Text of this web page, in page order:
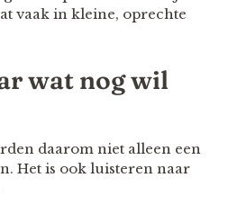
vaak in kleine, oprechte
wat nog wil
daarom niet alleen een
Het is ook luisteren naar